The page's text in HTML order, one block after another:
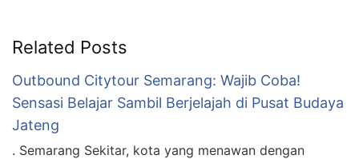
Related Posts
Outbound Citytour Semarang: Wajib Coba!
Sensasi Belajar Sambil Berjelajah di Pusat Budaya
Jateng
. Semarang Sekitar, kota yang menawan dengan